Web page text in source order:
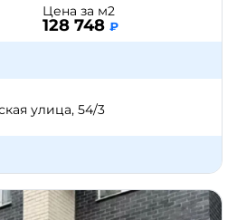
Цена за м2
128 748 ₽
улица, 54/3